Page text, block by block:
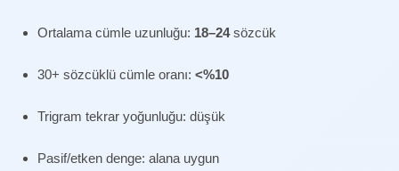
Ortalama cümle uzunluğu: 18–24sözcük
30+ sözcüklü cümle oranı:<%10
Trigram tekrar yoğunluğu: düşük
Pasif/etken denge: alana uygun